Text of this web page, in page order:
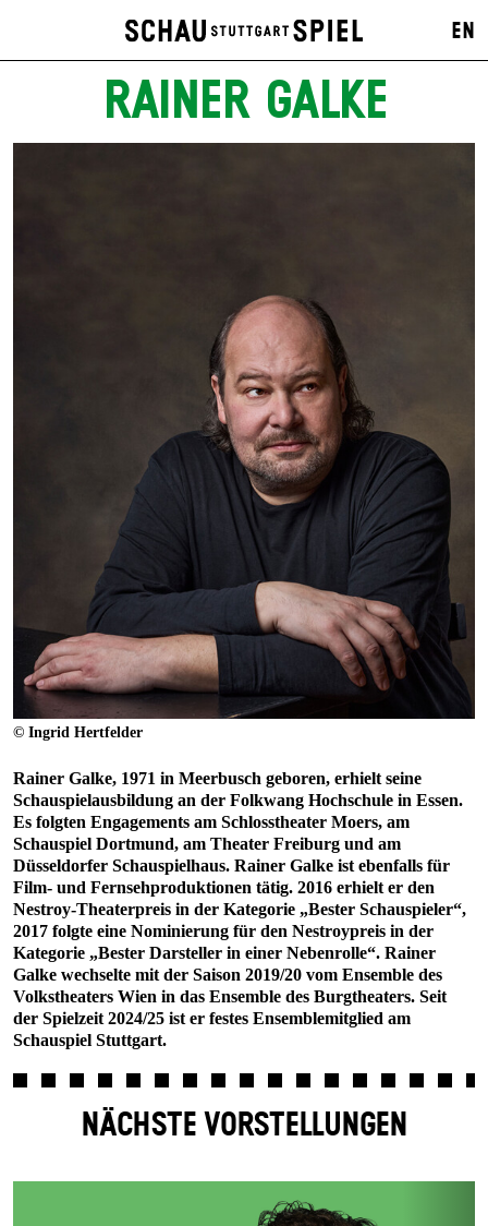
EN
RAINER GALKE
© Ingrid Hertfelder
Rainer Galke, 1971 in Meerbusch geboren, erhielt seine
Schauspielausbildung an der Folkwang Hochschule in Essen.
Es folgten Engagements am Schlosstheater Moers, am
Schauspiel Dortmund, am Theater Freiburg und am
Düsseldorfer Schauspielhaus. Rainer Galke ist ebenfalls für
Film- und Fernsehproduktionen tätig. 2016 erhielt er den
Nestroy-Theaterpreis in der Kategorie „Bester Schauspieler“,
2017 folgte eine Nominierung für den Nestroypreis in der
Kategorie „Bester Darsteller in einer Nebenrolle“. Rainer
Galke wechselte mit der Saison 2019/20 vom Ensemble des
Volkstheaters Wien in das Ensemble des Burgtheaters. Seit
der Spielzeit 2024/25 ist er festes Ensemblemitglied am
Schauspiel Stuttgart.
NÄCHSTE VORSTELLUNGEN